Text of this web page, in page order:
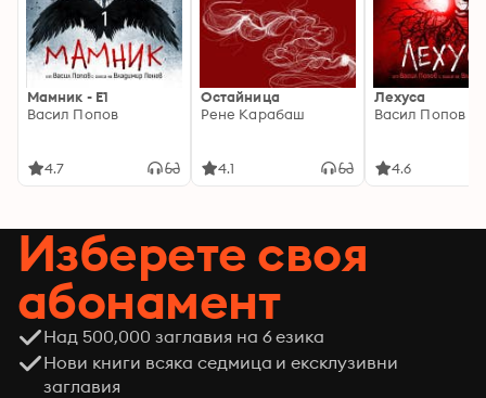
Мамник - E1
Васил Попов
4.7
Остайница
Рене Карабаш
4.1
Лехуса
Васил Попов
4.6
Изберете своя
абонамент
Над 500,000 заглавия на 6 езика
Нови книги всяка седмица и ексклузивни
заглавия